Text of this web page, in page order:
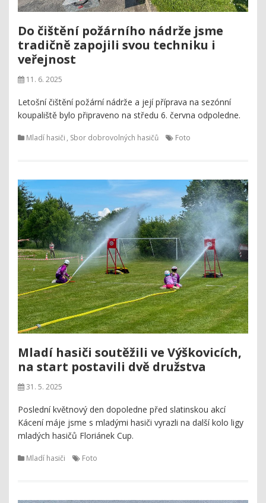
Do čištění požárního nádrže jsme
tradičně zapojili svou techniku i
veřejnost
11. 6. 2025
Letošní čištění požární nádrže a její příprava na sezónní
koupaliště bylo připraveno na středu 6. června odpoledne.
Mladí hasiči , Sbor dobrovolných hasičů Foto
Mladí hasiči soutěžili ve Výškovicích,
na start postavili dvě družstva
31. 5. 2025
Poslední květnový den dopoledne před slatinskou akcí
Kácení máje jsme s mladými hasiči vyrazli na další kolo ligy
mladých hasičů Floriánek Cup.
Mladí hasiči Foto